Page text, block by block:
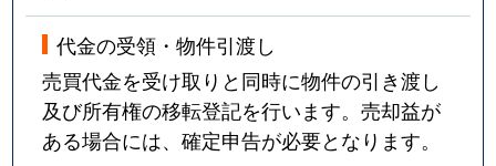
代金の受領・物件引渡し
売買代金を受け取りと同時に物件の引き渡し
及び所有権の移転登記を行います。売却益が
ある場合には、確定申告が必要となります。